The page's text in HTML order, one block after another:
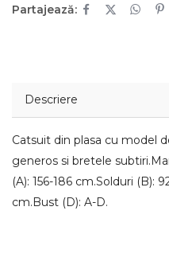
Partajează:
Descriere
Catsuit din plasa cu model
generos si bretele
(A): 156-186 cm.Solduri (B):
cm.Bust (D): A-D.